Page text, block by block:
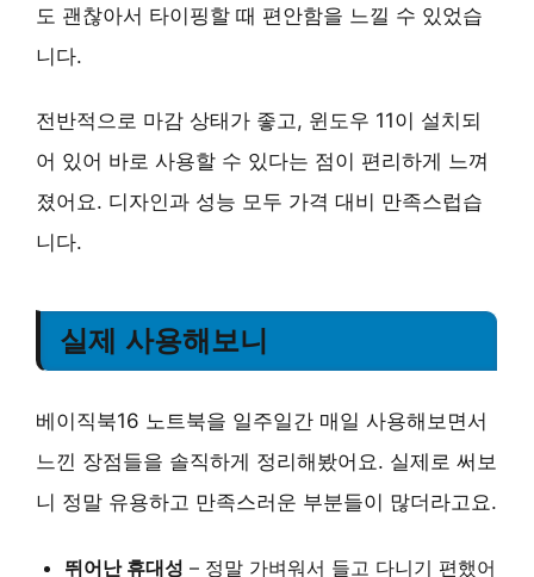
도 괜찮아서 타이핑할 때 편안함을 느낄 수 있었습
니다.
전반적으로 마감 상태가 좋고, 윈도우 11이 설치되
어 있어 바로 사용할 수 있다는 점이 편리하게 느껴
졌어요. 디자인과 성능 모두 가격 대비 만족스럽습
니다.
실제 사용해보니
베이직북16 노트북을 일주일간 매일 사용해보면서
느낀 장점들을 솔직하게 정리해봤어요. 실제로 써보
니 정말 유용하고 만족스러운 부분들이 많더라고요.
뛰어난 휴대성 – 정말 가벼워서 들고 다니기 편했어